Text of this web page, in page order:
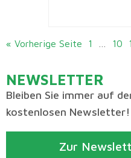
« Vorherige Seite 1 10
NEWSLETTER
Bleiben Sie immer auf
kostenlosen Newsletter!
Zur